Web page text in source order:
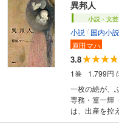
家だったのだ
を艶やかに描
異邦人
小説・文芸
小説 / 国内小説
原田マハ
3.8
1巻
1,799円
一枚の絵が、
専務・篁一輝
は、出産を控
活に鬱々とす